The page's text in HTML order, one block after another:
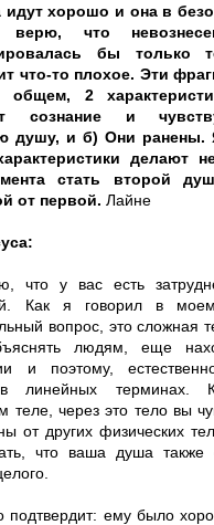
идут хорошо и она в
что
бы только
что-то плохое. Эти
2
сознание и
душу, и б) Они ранены.
делают
стать второй
от первой.Лайне
что у вас есть
Как я говорил в
вопрос, это сложная
людям, еще
и поэтому,
линейных терминах.
теле, через это тело вы
от других физических
что ваша душа также
подтвердит: ему было